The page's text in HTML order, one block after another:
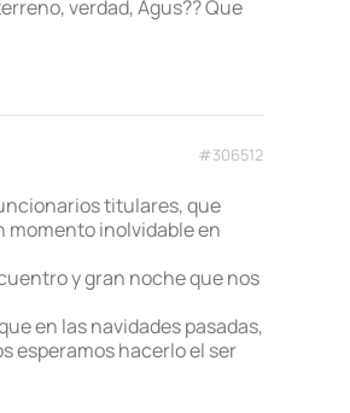
verdad, Agus?? Que
#306512
titulares, que
momento inolvidable en
y gran noche que nos
en las navidades pasadas,
esperamos hacerlo el ser